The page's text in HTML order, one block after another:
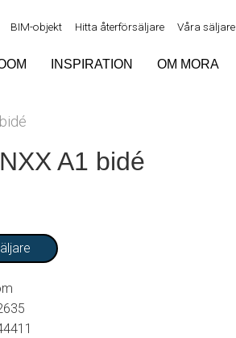
BIM-objekt Hitta återförsäljare Våra säljare
INSPIRATION OM MORA
A1 bidé